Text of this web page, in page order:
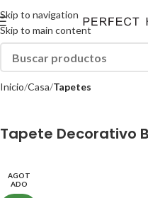
Skip to navigation
Skip to main content
Inicio Casa Tapetes
Tapete Decorativo
AGOT
ADO